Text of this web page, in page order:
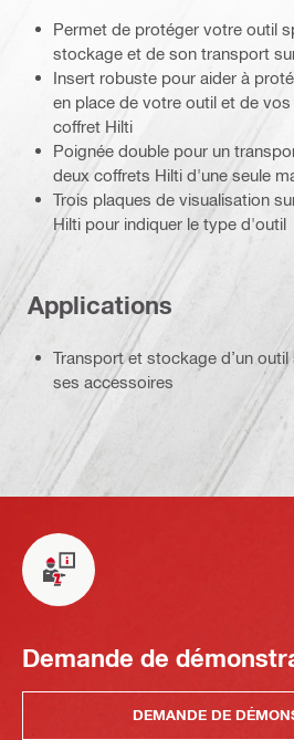
Permet de protéger votre outil
stockage et de son transport
Insert robuste pour aider à
en place de votre outil et de
coffret Hilti
Poignée double pour un
deux coffrets Hilti d'une seule
Trois plaques de visualisation
Hilti pour indiquer le type d'outil
Applications
Transport et stockage d’un
ses accessoires
Demande de
DEMANDE DE